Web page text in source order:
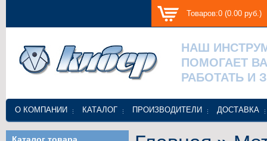
Товаров:0 (0.00 руб.)
НАШ
ПОМОГАЕТ
РАБОТАТЬ И
О КОМПАНИИ КАТАЛОГ ПРОИЗВОДИТЕЛИ ДОСТАВКА